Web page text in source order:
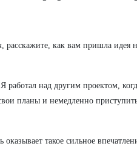
как вам пришла идея
работал над другим проектом,
планы и немедленно
такое сильное